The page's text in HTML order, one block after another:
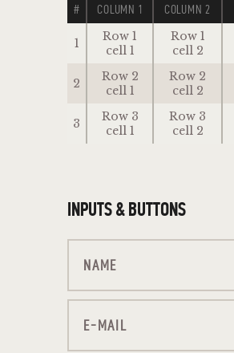
# COLUMN 1 COLUMN 2
1
Row 1
cell 1
Row 1
cell 2
2
Row 2
cell 1
Row 2
cell 2
3
Row 3
cell 1
Row 3
cell 2
INPUTS & BUTTONS